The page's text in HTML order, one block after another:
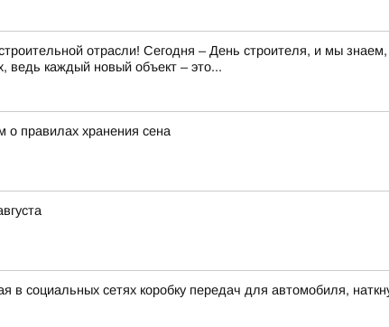
отрасли! Сегодня – День строителя, и мы
ведь каждый новый объект – это...
правилах хранения сена
в социальных сетях коробку передач для автомобиля,